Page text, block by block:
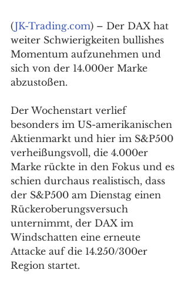
(JK-Trading.com) – Der DAX hat
weiter Schwierigkeiten bullishes
Momentum aufzunehmen und
sich von der 14.000er Marke
abzustoßen.
Der Wochenstart verlief
besonders im US-amerikanischen
Aktienmarkt und hier im S&P500
verheißungsvoll, die 4.000er
Marke rückte in den Fokus und es
schien durchaus realistisch, dass
der S&P500 am Dienstag einen
Rückeroberungsversuch
unternimmt, der DAX im
Windschatten eine erneute
Attacke auf die 14.250/300er
Region startet.